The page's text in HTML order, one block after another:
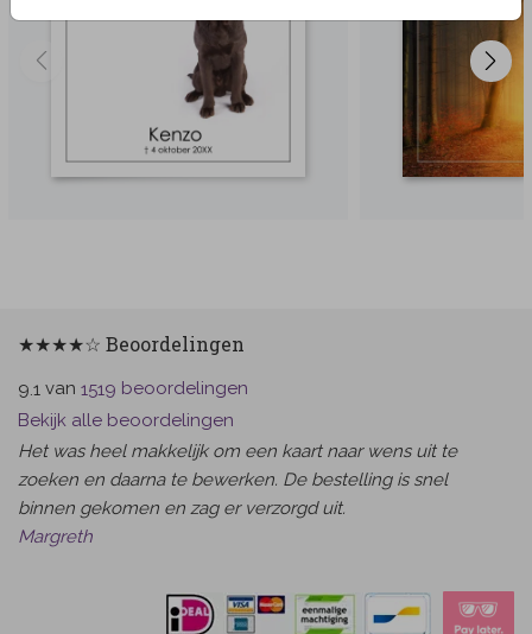
★★★★☆ Beoordelingen
9.1 van 1519 beoordelingen
Bekijk alle beoordelingen
Het was heel makkelijk om een kaart naar wens uit te
zoeken en daarna te bewerken. De bestelling is snel
binnen gekomen en zag er verzorgd uit.
Margreth